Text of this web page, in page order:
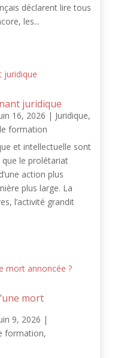
déclarent lire tous
les...
juridique
16, 2026 | Juridique,
formation
et intellectuelle sont
le prolétariat
action plus
plus large. La
l’activité grandit
mort
9, 2026 |
formation,